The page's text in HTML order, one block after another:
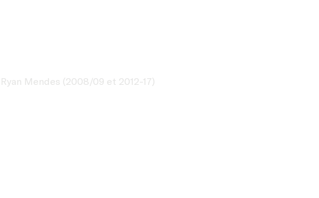
Mendes (2008/09 et 2012-17)